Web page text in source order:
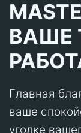
ВАШЕ
Главная
ваше
уголке